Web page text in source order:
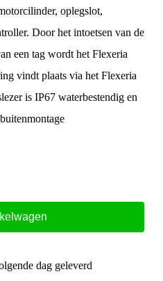
oplegslot,
Door het intoetsen van de
een tag wordt het Flexeria
vindt plaats via het Flexeria
is IP67 waterbestendig en
dag geleverd